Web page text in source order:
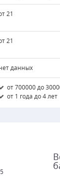
21
21
данных
от 700000 до
от 1 года до 4 лет